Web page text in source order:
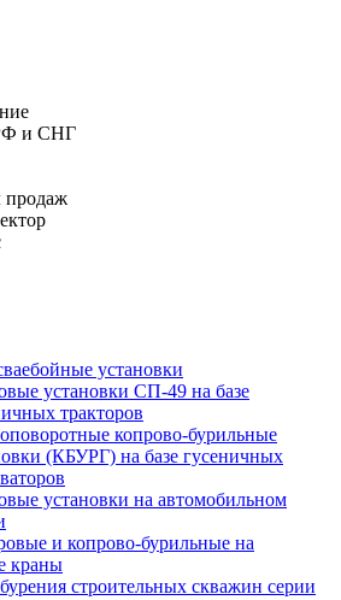
и СНГ
продаж
установки
установки СП-49 на базе
тракторов
копрово-бурильные
(КБУРГ) на базе гусеничных
установки на автомобильном
и копрово-бурильные на
краны
строительных скважин серии